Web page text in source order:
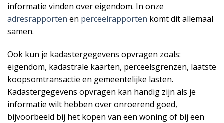
informatie vinden over eigendom. In onze
adresrapporten en perceelrapporten komt dit allemaal
samen.
Ook kun je kadastergegevens opvragen zoals:
eigendom, kadastrale kaarten, perceelsgrenzen, laatste
koopsomtransactie en gemeentelijke lasten.
Kadastergegevens opvragen kan handig zijn als je
informatie wilt hebben over onroerend goed,
bijvoorbeeld bij het kopen van een woning of bij een